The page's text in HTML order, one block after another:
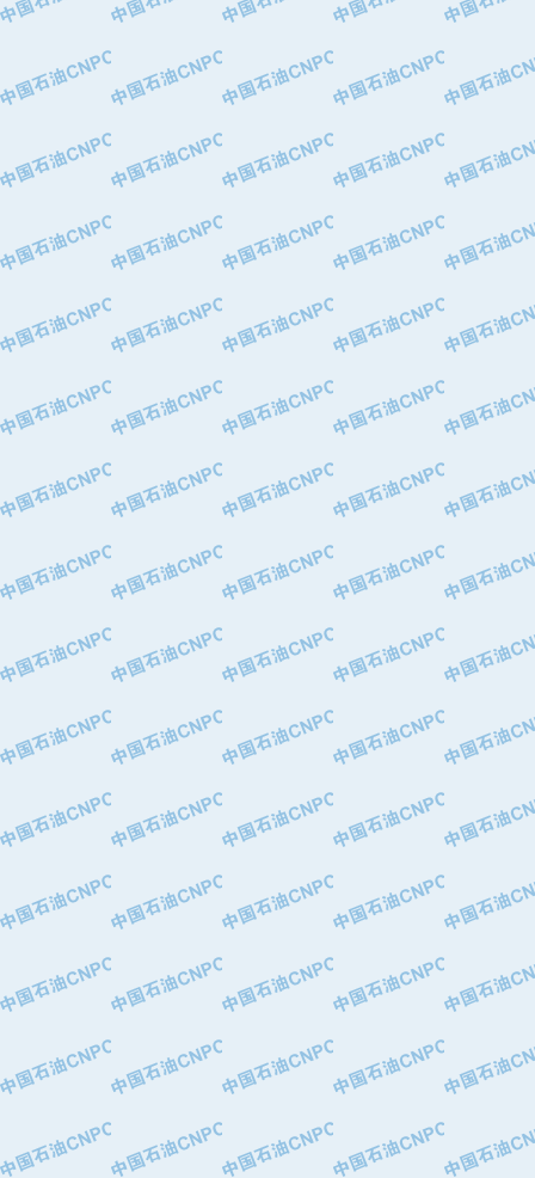
·大庆油田有限责任公司
·中国石油华北油田公司
·中国石油锦西石化分公司
·天津钢管集团股份有限公司
·深圳市肯多斯实业发展有限公司
·山东墨龙石油机械股份有限公司
·瓦卢瑞克.曼内斯曼石油专用管（德
·无锡西姆莱斯石油专用管制造有限公
·武汉钢铁（集团）公司
·太原钢铁(集团)有限公司
·马鞍山钢铁股份有限公司
·中国石油天然气股份有限公司兰州石